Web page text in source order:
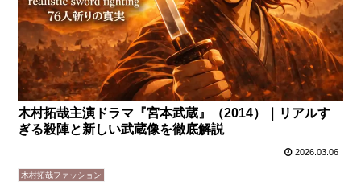
木村拓哉主演ドラマ『宮本武蔵』（2014）｜リアルす
ぎる殺陣と新しい武蔵像を徹底解説
2026.03.06
木村拓哉ファッション